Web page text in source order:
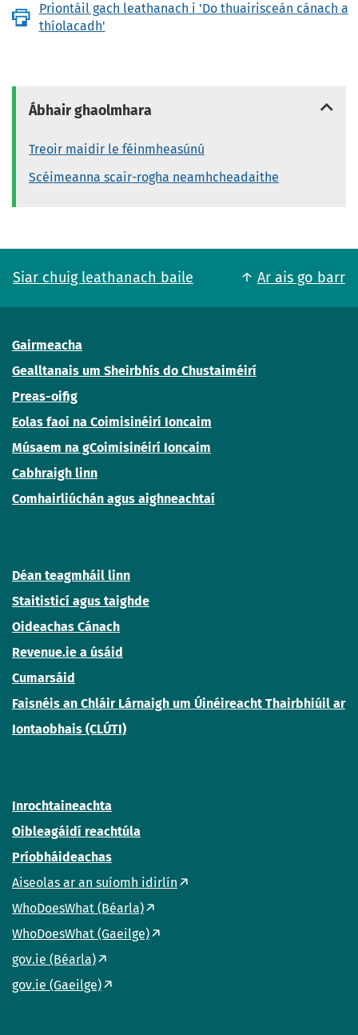
Priontáil gach leathanach i 'Do thuairisceán cánach a
thíolacadh'
Ábhair ghaolmhara
Treoir maidir le féinmheasúnú
Scéimeanna scair-rogha neamhcheadaithe
Siar chuig leathanach baile Ar ais go barr
Gairmeacha
Gealltanais um Sheirbhís do Chustaiméirí
Preas-oifig
Eolas faoi na Coimisinéirí Ioncaim
Músaem na gCoimisinéirí Ioncaim
Cabhraigh linn
Comhairliúchán agus aighneachtaí
Déan teagmháil linn
Staitisticí agus taighde
Oideachas Cánach
Revenue.ie a úsáid
Cumarsáid
Faisnéis an Chláir Lárnaigh um Úinéireacht Thairbhiúil ar
Iontaobhais (CLÚTI)
Inrochtaineachta
Oibleagáidí reachtúla
Príobháideachas
Aiseolas ar an suíomh idirlín
WhoDoesWhat (Béarla)
WhoDoesWhat (Gaeilge)
gov.ie (Béarla)
gov.ie (Gaeilge)